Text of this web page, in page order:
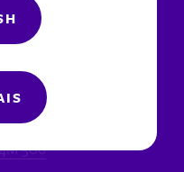
- BARRIE
Unité 7
5G6